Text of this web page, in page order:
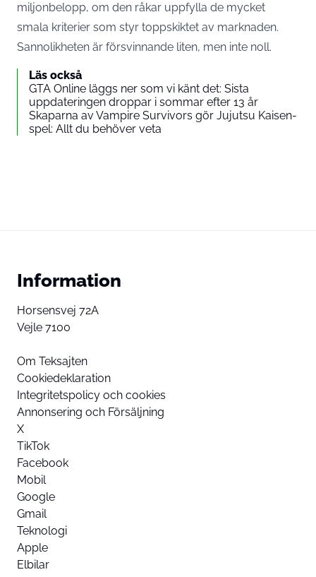
miljonbelopp, om den råkar uppfylla de mycket
smala kriterier som styr toppskiktet av marknaden.
Sannolikheten är försvinnande liten, men inte noll.
Läs också
GTA Online läggs ner som vi känt det: Sista
uppdateringen droppar i sommar efter 13 år
Skaparna av Vampire Survivors gör Jujutsu Kaisen-
spel: Allt du behöver veta
Information
Horsensvej 72A
Vejle 7100
Om Teksajten
Cookiedeklaration
Integritetspolicy och cookies
Annonsering och Försäljning
X
TikTok
Facebook
Mobil
Google
Gmail
Teknologi
Apple
Elbilar